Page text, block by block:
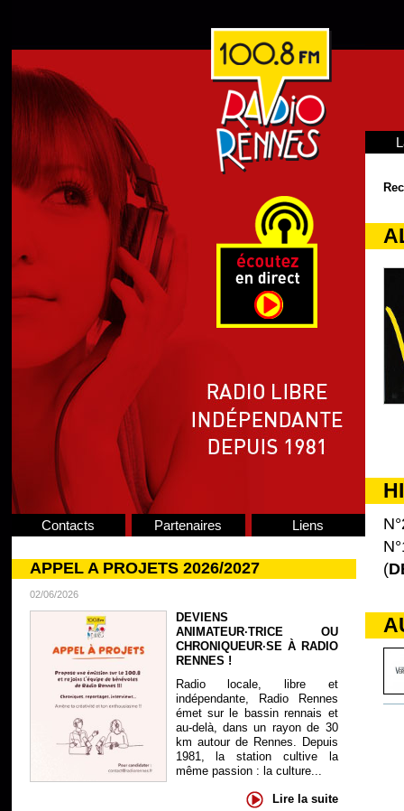
Contacts Partenaires Liens
APPEL A PROJETS 2026/2027
02/06/2026
DEVIENS
ANIMATEUR·TRICE OU
CHRONIQUEUR·SE À RADIO
RENNES !
Radio locale, libre et
indépendante, Radio Rennes
émet sur le bassin rennais et
au-delà, dans un rayon de 30
km autour de Rennes. Depuis
1981, la station cultive la
même passion : la culture...
Lire la suite
(